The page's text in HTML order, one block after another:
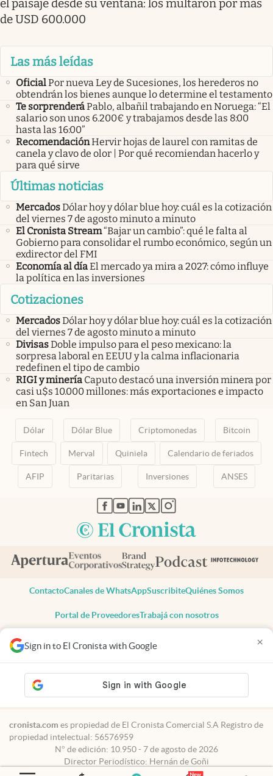
Sign in to El Cronista with Google ×
el paisaje desde su ventana: los multaron por más
de USD 600.000
Las más leídas
OficialPor nueva Ley de Sucesiones, los herederos no
obtendrán los bienes aunque lo determine el testamento
Te sorprenderáPablo, albañil trabajando en Noruega: “El
salario son unos 6.200€ y trabajamos desde las 8:00
hasta las 16:00”
RecomendaciónHervir hojas de laurel con ramitas de
canela y clavo de olor | Por qué recomiendan hacerlo y
para qué sirve
Últimas noticias
MercadosDólar hoy y dólar blue hoy: cuál es la cotización
del viernes 7 de agosto minuto a minuto
El Cronista Stream“Bajar un cambio”: qué le falta al
Gobierno para consolidar el rumbo económico, según un
exdirector del FMI
Economía al díaEl mercado ya mira a 2027: cómo influye
la política en las inversiones
Cotizaciones
MercadosDólar hoy y dólar blue hoy: cuál es la cotización
del viernes 7 de agosto minuto a minuto
DivisasDoble impulso para el peso mexicano: la
sorpresa laboral en EEUU y la calma inflacionaria
redefinen el tipo de cambio
RIGI y minería Caputo destacó una inversión minera por
casi u$s 10.000 millones: más exportaciones e impacto
en San Juan
Dólar Dólar Blue Criptomonedas Bitcoin
Fintech Merval Quiniela Calendario de feriados
AFIP Paritarias Inversiones ANSES
abre en nueva pestaña
abre en nueva pestaña
abre en nueva pestaña
abre en nueva pestaña
abre en nueva pestaña
ContactoCanales de WhatsAppSuscribiteQuiénes Somos
Portal de ProveedoresTrabajá con nosotros
Todos los derechos reservados
Privacidad
Consentimiento
Tel:+54 11 7078-3270
cronista.com es propiedad de El Cronista Comercial S.A Registro de
propiedad intelectual: 56576959
N° de edición: 10.950 - 7 de agosto de 2026
Director Periodístico: Hernán de Goñi